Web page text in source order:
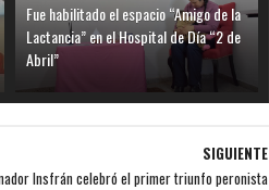
Fue habilitado el espacio “Amigo de la
Lactancia” en el Hospital de Día “2 de
Abril”
SIGUIENTE
Insfrán celebró el primer triunfo peronista